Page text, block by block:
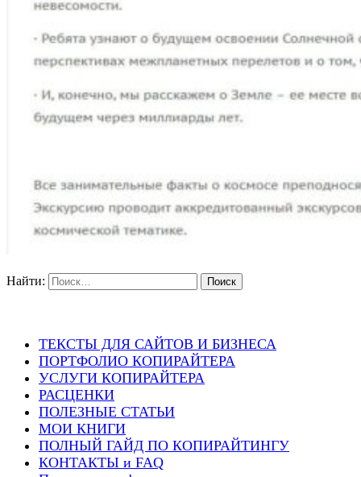
Найти:
ТЕКСТЫ ДЛЯ САЙТОВ И БИЗНЕСА
ПОРТФОЛИО КОПИРАЙТЕРА
УСЛУГИ КОПИРАЙТЕРА
РАСЦЕНКИ
ПОЛЕЗНЫЕ СТАТЬИ
МОИ КНИГИ
ПОЛНЫЙ ГАЙД ПО КОПИРАЙТИНГУ
КОНТАКТЫ и FAQ